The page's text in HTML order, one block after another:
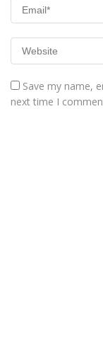
Save my name,
next time I